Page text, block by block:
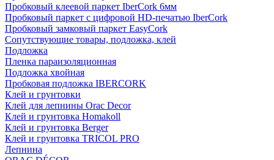
Пробковый клеевой паркет IberCork 6мм
Пробковый паркет с цифровой HD-печатью IberCork
Пробковый замковый паркет EasyCork
Сопутствующие товары, подложка, клей
Подложка
Пленка параизоляционная
Подложка хвойная
Пробковая подложка IBERCORK
Клей и грунтовки
Клей для лепнины Orac Decor
Клей и грунтовка Homakoll
Клей и грунтовка Berger
Клей и грунтовка TRICOL PRO
Лепнина